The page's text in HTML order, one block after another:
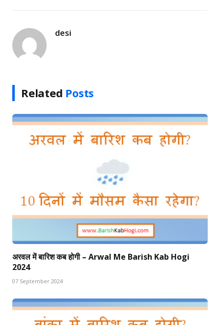
desi
Related Posts
अरवल में बारिश कब होगी – Arwal Me Barish Kab Hogi
2024
07 September 2024